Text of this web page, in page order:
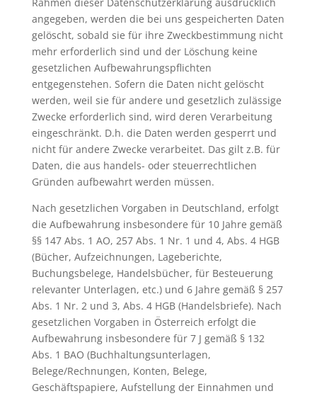
angegeben, werden die bei uns gespeicherten Daten
gelöscht, sobald sie für ihre Zweckbestimmung nicht
mehr erforderlich sind und der Löschung keine
gesetzlichen Aufbewahrungspflichten
entgegenstehen. Sofern die Daten nicht gelöscht
werden, weil sie für andere und gesetzlich zulässige
Zwecke erforderlich sind, wird deren Verarbeitung
eingeschränkt. D.h. die Daten werden gesperrt und
nicht für andere Zwecke verarbeitet. Das gilt z.B. für
Daten, die aus handels- oder steuerrechtlichen
Gründen aufbewahrt werden müssen.
Nach gesetzlichen Vorgaben in Deutschland, erfolgt
die Aufbewahrung insbesondere für 10 Jahre gemäß
§§ 147 Abs. 1 AO, 257 Abs. 1 Nr. 1 und 4, Abs. 4 HGB
(Bücher, Aufzeichnungen, Lageberichte,
Buchungsbelege, Handelsbücher, für Besteuerung
relevanter Unterlagen, etc.) und 6 Jahre gemäß § 257
Abs. 1 Nr. 2 und 3, Abs. 4 HGB (Handelsbriefe). Nach
gesetzlichen Vorgaben in Österreich erfolgt die
Aufbewahrung insbesondere für 7 J gemäß § 132
Abs. 1 BAO (Buchhaltungsunterlagen,
Belege/Rechnungen, Konten, Belege,
Geschäftspapiere, Aufstellung der Einnahmen und